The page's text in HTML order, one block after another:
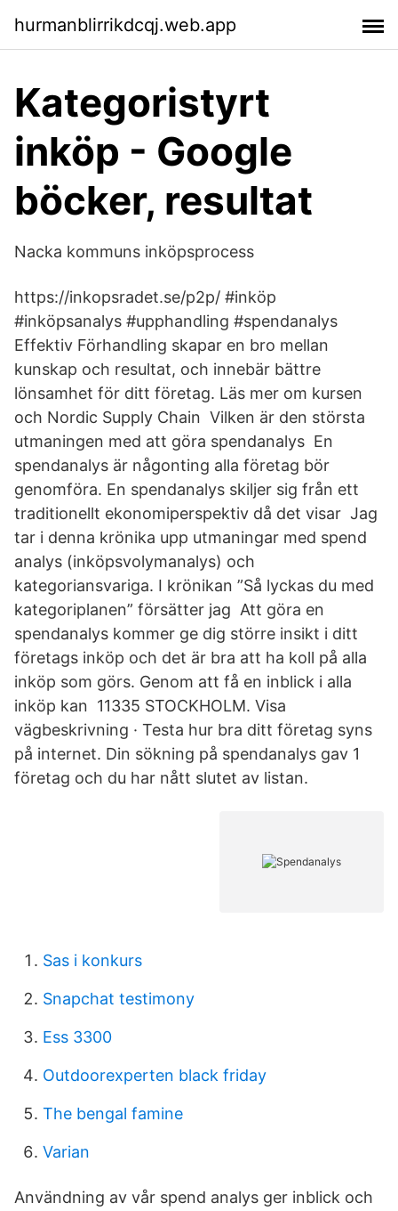
hurmanblirrikdcqj.web.app
Kategoristyrt
inköp - Google
böcker, resultat
Nacka kommuns inköpsprocess
https://inkopsradet.se/p2p/ #inköp
#inköpsanalys #upphandling #spendanalys
Effektiv Förhandling skapar en bro mellan
kunskap och resultat, och innebär bättre
lönsamhet för ditt företag. Läs mer om kursen
och Nordic Supply Chain Vilken är den största
utmaningen med att göra spendanalys En
spendanalys är någonting alla företag bör
genomföra. En spendanalys skiljer sig från ett
traditionellt ekonomiperspektiv då det visar Jag
tar i denna krönika upp utmaningar med spend
analys (inköpsvolymanalys) och
kategoriansvariga. I krönikan ”Så lyckas du med
kategoriplanen” försätter jag Att göra en
spendanalys kommer ge dig större insikt i ditt
företags inköp och det är bra att ha koll på alla
inköp som görs. Genom att få en inblick i alla
inköp kan 11335 STOCKHOLM. Visa
vägbeskrivning · Testa hur bra ditt företag syns
på internet. Din sökning på spendanalys gav 1
företag och du har nått slutet av listan.
Sas i konkurs
Snapchat testimony
Ess 3300
Outdoorexperten black friday
The bengal famine
Varian
Användning av vår spend analys ger inblick och